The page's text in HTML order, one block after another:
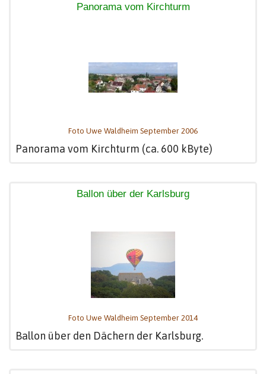
Panorama vom Kirchturm
Foto Uwe Waldheim September 2006
Panorama vom Kirchturm (ca. 600 kByte)
Ballon über der Karlsburg
Foto Uwe Waldheim September 2014
Ballon über den Dächern der Karlsburg.